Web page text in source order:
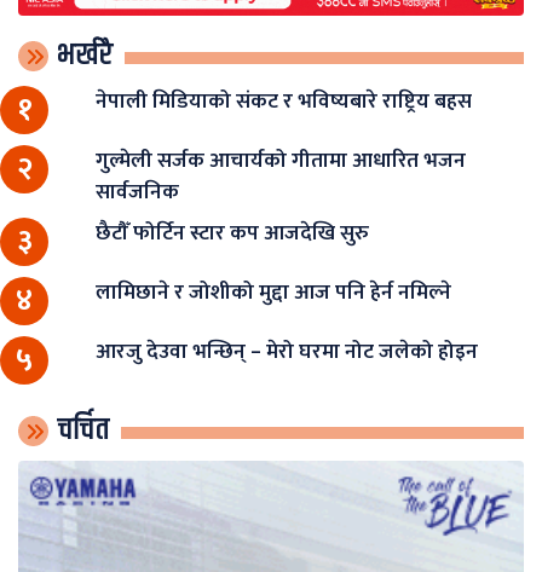
भर्खरै
१ नेपाली मिडियाको संकट र भविष्यबारे राष्ट्रिय बहस
२
गुल्मेली सर्जक आचार्यको गीतामा आधारित भजन
सार्वजनिक
३ छैटौँ फोर्टिन स्टार कप आजदेखि सुरु
४ लामिछाने र जोशीको मुद्दा आज पनि हेर्न नमिल्ने
५ आरजु देउवा भन्छिन् – मेरो घरमा नोट जलेको होइन
चर्चित